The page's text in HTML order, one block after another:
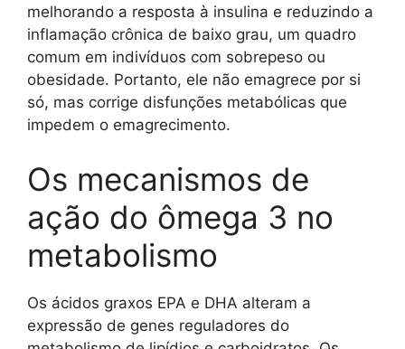
melhorando a resposta à insulina e reduzindo a
inflamação crônica de baixo grau, um quadro
comum em indivíduos com sobrepeso ou
obesidade. Portanto, ele não emagrece por si
só, mas corrige disfunções metabólicas que
impedem o emagrecimento.
Os mecanismos de
ação do ômega 3 no
metabolismo
Os ácidos graxos EPA e DHA alteram a
expressão de genes reguladores do